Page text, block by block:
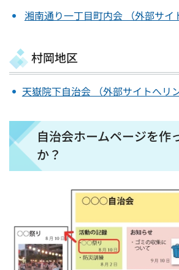
湘南通り一丁目町内会 （外部サイ
村岡地区
天嶽院下自治会 （外部サイトへリン
自治会ホームページを作
か？